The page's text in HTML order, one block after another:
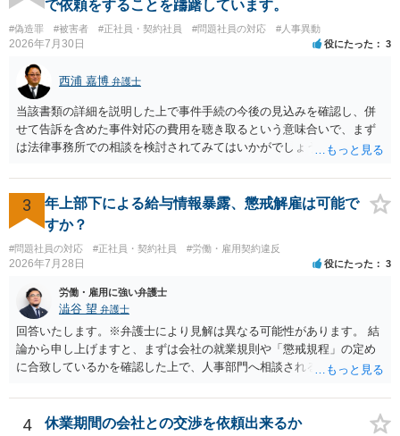
いうことで法律相談を依頼しているかの観点も重要です。 組合員とす
れば，相談だけではなく，できれば受任まで考えている場合も多いと
思います。 そうすると，労働組合としての相談だけではなく，基本的
に全ての分野を対象にして考える必要もあるかもしれません。 そうで
ないと，相談内容によって，対応が変わってしまうこともあると思い
ます。 組合員の相談についても，基本的に受任まで考えてもらえるこ
とができるのかも検討要素の一つかもしれません。
で依頼をすることを躊躇しています。
#偽造罪 #被害者 #正社員・契約社員 #問題社員の対応 #人事異動
2026年7月30日 役にたった 3
西浦 嘉博 弁護士
当該書類の詳細を説明した上で事件手続の今後の見込みを確認し、併
せて告訴を含めた事件対応の費用を聴き取るという意味合いで、まず
は法律事務所での相談を検討されてみてはいかがでしょうか。 上記、
3
年上部下による給与情報暴露、懲戒解雇は可能で
すか？
#問題社員の対応 #正社員・契約社員 #労働・雇用契約違反
2026年7月28日 役にたった 3
労働・雇用に強い弁護士
澁谷 望 弁護士
回答いたします。※弁護士により見解は異なる可能性があります。 結
論から申し上げますと、まずは会社の就業規則や「懲戒規程」の定め
に合致しているかを確認した上で、人事部門へ相談されることが最優
ものの、重い懲戒処分の対象には十分なり得ます。 名誉や評価の回復
については、会社側に「部下の不正行為による情報漏洩」と正式に認
4 休業期間の会社との交渉を依頼出来るか